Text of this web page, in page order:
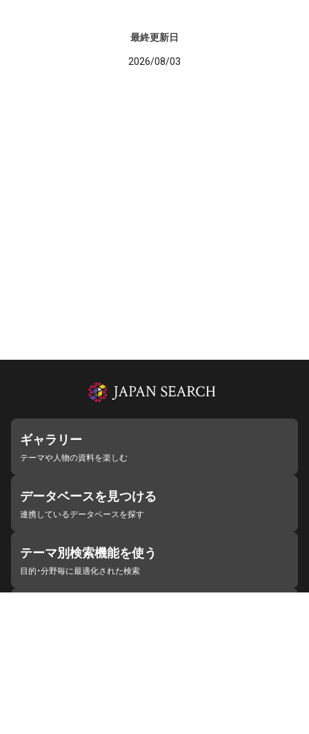
最終更新日
2026/08/03
ギャラリー
テーマや人物の資料を楽しむ
データベースを見つける
連携しているデータベースを探す
テーマ別検索機能を使う
目的・分野毎に最適化された検索